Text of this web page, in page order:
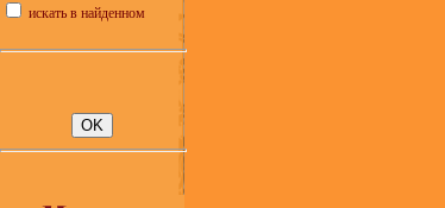
искать в найденном